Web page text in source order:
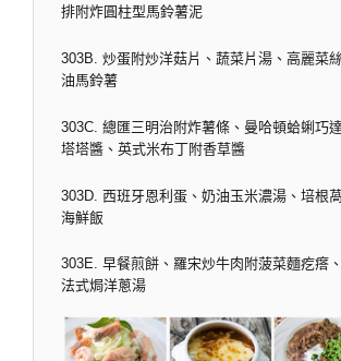
排附炸圓柱型馬鈴薯泥
303B. 炒蛋附炒洋菇片、蔬菜片湯、高麗菜
油馬鈴薯
303C. 總匯三明治附炸薯條、曼哈頓蛤蜊巧
塔塔醬、英式米布丁附香草醬
303D. 西班牙恩利蛋、奶油玉米濃湯、培根
海鮮飯
303E. 早餐煎餅、羅宋炒牛肉附菠菜麵疙瘩
法式焗洋蔥湯